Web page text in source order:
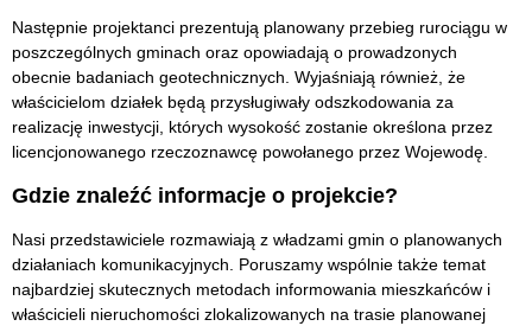
Następnie projektanci prezentują planowany przebieg rurociągu w
poszczególnych gminach oraz opowiadają o prowadzonych
obecnie badaniach geotechnicznych. Wyjaśniają również, że
właścicielom działek będą przysługiwały odszkodowania za
realizację inwestycji, których wysokość zostanie określona przez
licencjonowanego rzeczoznawcę powołanego przez Wojewodę.
Gdzie znaleźć informacje o projekcie?
Nasi przedstawiciele rozmawiają z władzami gmin o planowanych
działaniach komunikacyjnych. Poruszamy wspólnie także temat
najbardziej skutecznych metodach informowania mieszkańców i
właścicieli nieruchomości zlokalizowanych na trasie planowanej